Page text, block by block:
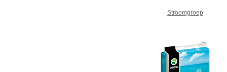
Stroomgroep